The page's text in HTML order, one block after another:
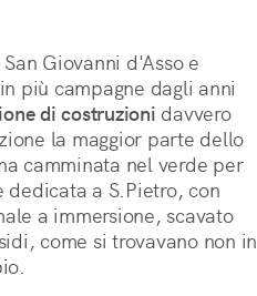
Giovanni d'Asso e
più campagne dagli anni
di costruzioni davvero
la maggior parte dello
camminata nel verde per
a immersione, scavato
come si trovavano non in